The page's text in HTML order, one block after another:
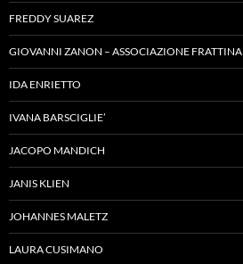
FREDDY SUAREZ
GIOVANNI ZANON – ASSOCIAZIONE FRATTINA
IDA ENRIETTO
IVANA BARSCIGLIE’
JACOPO MANDICH
JANIS KLIEN
JOHANNES MALETZ
LAURA CUSIMANO